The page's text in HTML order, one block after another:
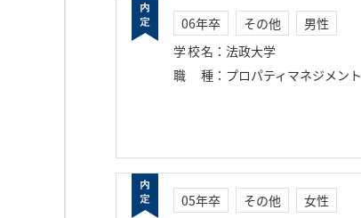
06年卒 その他
男性
学校名 ： 法政大学
職種 ： プロパティマネジメント
05年卒 その他
女性